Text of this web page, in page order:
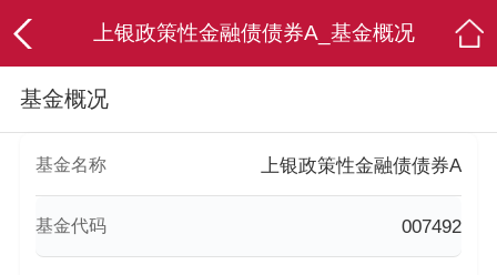
上银政策性金融债债券A_基金概况
基金概况
基金名称 上银政策性金融债债券A
基金代码 007492